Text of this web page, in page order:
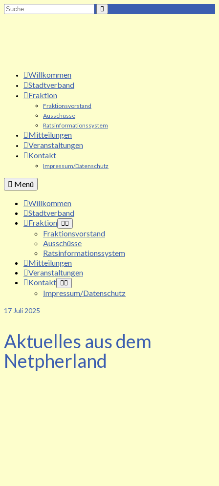
Suche
Willkommen
Stadtverband
Fraktion
Fraktionsvorstand
Ausschüsse
Ratsinformationssystem
Mitteilungen
Veranstaltungen
Kontakt
Impressum/Datenschutz
Menü
Willkommen
Stadtverband
Fraktion
Fraktionsvorstand
Ausschüsse
Ratsinformationssystem
Mitteilungen
Veranstaltungen
Kontakt
Impressum/Datenschutz
17 Juli 2025
Aktuelles aus dem
Netpherland